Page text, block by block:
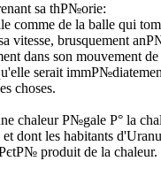
sa thР№orie:
de la balle qui
vitesse, brusquement
dans son mouvement de
serait
choses.
Р№gale Р° la
les habitants
produit de la